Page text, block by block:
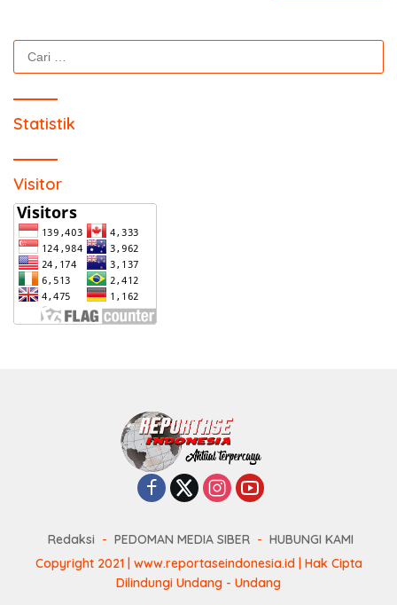
Cari
untuk:
Statistik
Visitor
Redaksi PEDOMAN MEDIA SIBER
HUBUNGI KAMI
Copyright 2021 | www.reportaseindonesia.id | Hak Cipta
Dilindungi Undang - Undang